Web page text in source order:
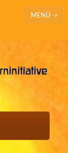
MENÜ ->